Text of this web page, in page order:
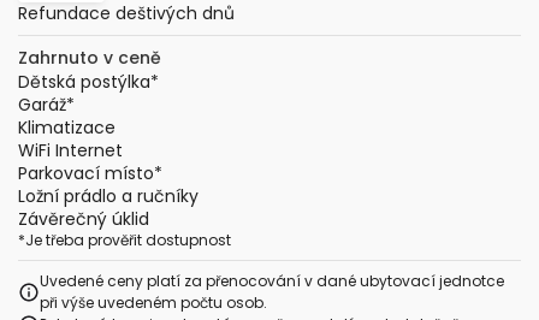
Refundace deštivých dnů
Zahrnuto v ceně
Dětská postýlka*
Garáž*
Klimatizace
WiFi Internet
Parkovací místo*
Ložní prádlo a ručníky
Závěrečný úklid
*Je třeba prověřit dostupnost
Uvedené ceny platí za přenocování v dané ubytovací jednotce
při výše uvedeném počtu osob.